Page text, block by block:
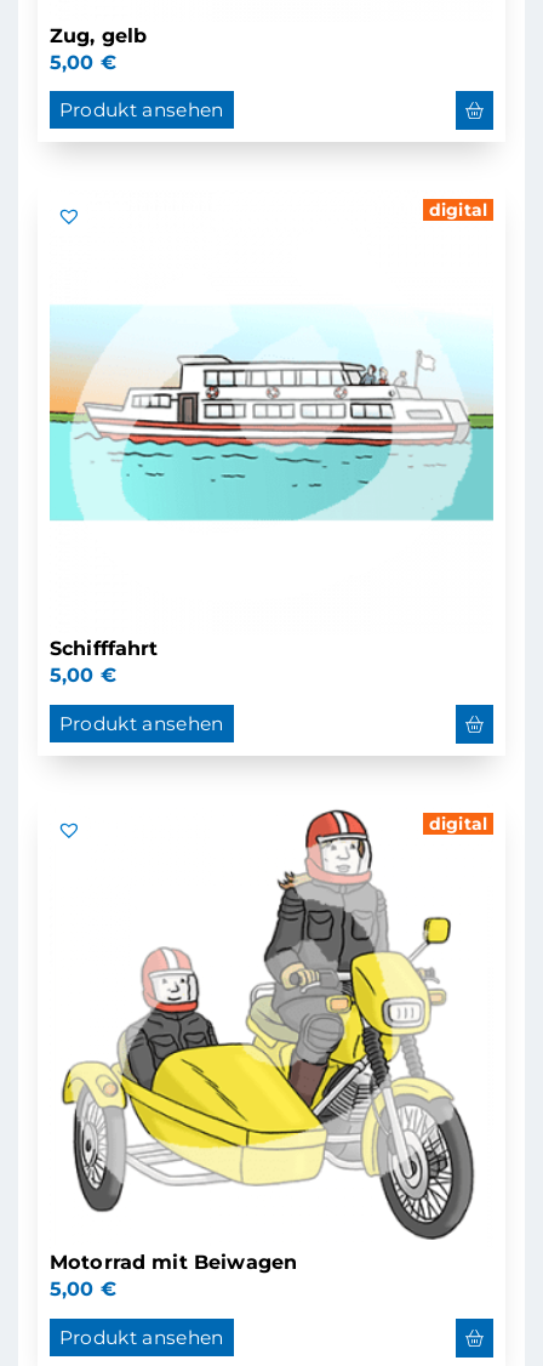
Zug, gelb
5,00 €
Produkt ansehen
digital
Schifffahrt
5,00 €
Produkt ansehen
digital
Motorrad mit Beiwagen
5,00 €
Produkt ansehen